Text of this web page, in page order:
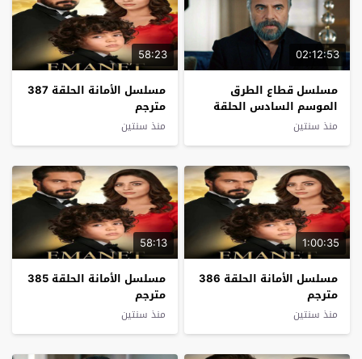
02:12:53
مسلسل قطاع الطرق
الموسم السادس الحلقة
32 مترجم
منذ سنتين
58:23
مسلسل الأمانة الحلقة 387
مترجم
منذ سنتين
1:00:35
مسلسل الأمانة الحلقة 386
مترجم
منذ سنتين
58:13
مسلسل الأمانة الحلقة 385
مترجم
منذ سنتين